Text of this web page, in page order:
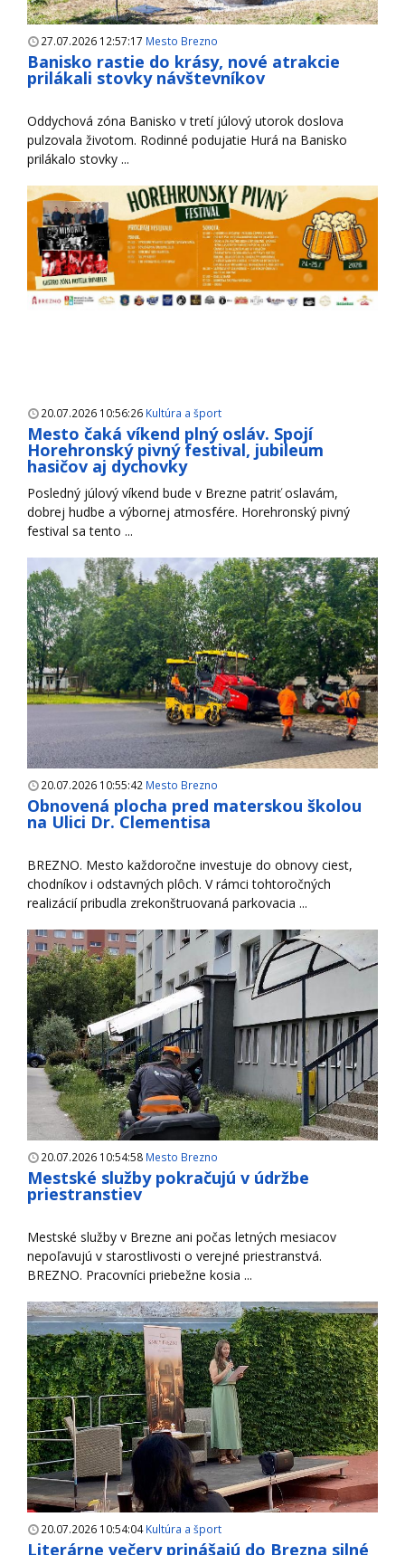
27.07.2026 12:57:17 Mesto Brezno
Banisko rastie do krásy, nové atrakcie
prilákali stovky návštevníkov
Oddychová zóna Banisko v tretí júlový utorok doslova
pulzovala životom. Rodinné podujatie Hurá na Banisko
prilákalo stovky ...
20.07.2026 10:56:26 Kultúra a šport
Mesto čaká víkend plný osláv. Spojí
Horehronský pivný festival, jubileum
hasičov aj dychovky
Posledný júlový víkend bude v Brezne patriť oslavám,
dobrej hudbe a výbornej atmosfére. Horehronský pivný
festival sa tento ...
20.07.2026 10:55:42 Mesto Brezno
Obnovená plocha pred materskou školou
na Ulici Dr. Clementisa
BREZNO. Mesto každoročne investuje do obnovy ciest,
chodníkov i odstavných plôch. V rámci tohtoročných
realizácií pribudla zrekonštruovaná parkovacia ...
20.07.2026 10:54:58 Mesto Brezno
Mestské služby pokračujú v údržbe
priestranstiev
Mestské služby v Brezne ani počas letných mesiacov
nepoľavujú v starostlivosti o verejné priestranstvá.
BREZNO. Pracovníci priebežne kosia ...
20.07.2026 10:54:04Kultúra a šport
Literárne večery prinášajú do Brezna silné